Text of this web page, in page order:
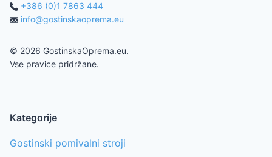
+386 (0)1 7863 444
info@gostinskaoprema.eu
© 2026 GostinskaOprema.eu.
Vse pravice pridržane.
Kategorije
Gostinski pomivalni stroji